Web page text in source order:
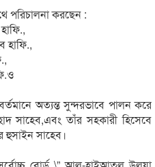
পরিচালনা করছেন :
হাফি.,
অত্যন্ত সুন্দরভাবে পালন করে
সাহেব,এবং তাঁর সহকারী হিসেবে
হুসাইন সাহেব।